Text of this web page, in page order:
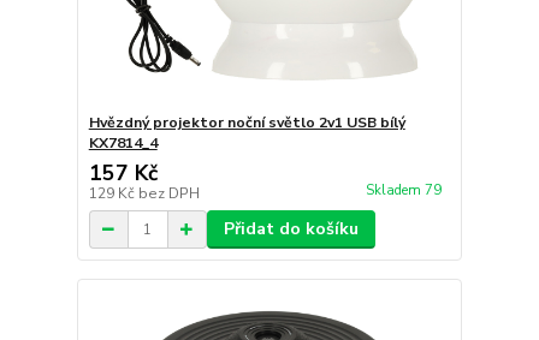
Hvězdný projektor noční světlo 2v1 USB bílý
KX7814_4
157 Kč
129 Kč bez DPH Skladem 79
Přidat do košíku